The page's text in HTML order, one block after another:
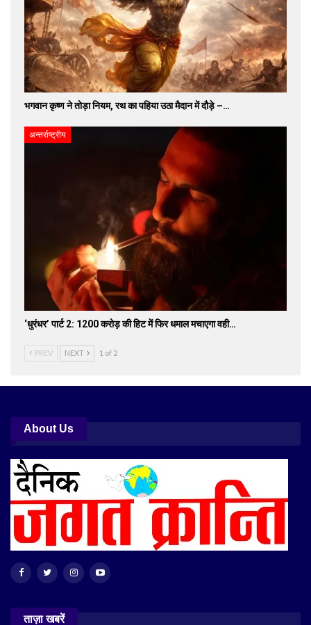
भगवान कृष्ण ने तोड़ा नियम, रथ का पहिया उठा मैदान में दौड़े –…
अन्तर्राष्ट्रीय
‘धुरंधर’ पार्ट 2: 1200 करोड़ की हिट में फिर धमाल मचाएगा वही…
PREV NEXT 1 of 2
About Us
ताज़ा खबरें